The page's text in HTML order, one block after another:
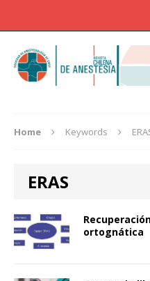
Home Keywords
ERAS
ortognática